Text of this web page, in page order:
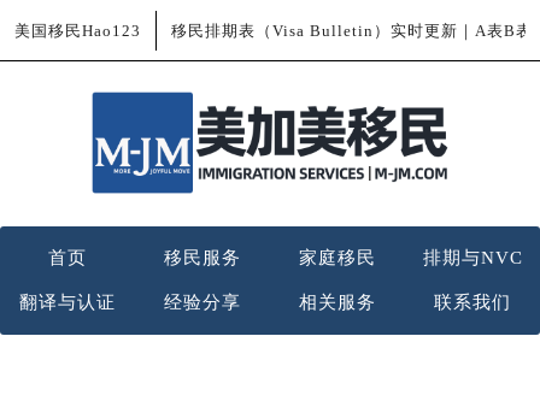
美国移民Hao123 移民排期表（Visa Bulletin）实时更新｜A表B表
首页 移民服务 家庭移民 排期与NVC
翻译与认证 经验分享 相关服务 联系我们